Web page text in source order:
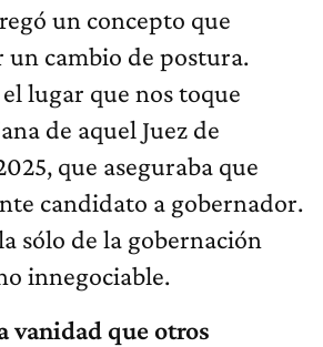
un concepto que
un cambio de postura.
lugar que nos toque
de aquel Juez de
que aseguraba que
candidato a gobernador.
sólo de la gobernación
innegociable.
vanidad que otros